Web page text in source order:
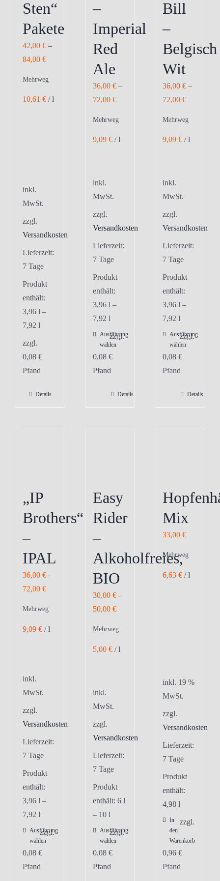
werden
werden
Sten“
Pakete
42,00 € –
84,00 €
Mehrweg
10,61 € /l
inkl.
MwSt.
zzgl.
Versandkosten
Lieferzeit:
7 Tage
Produkt
enthält:
3,96 l –
7,92 l
zzgl.
0,08 €
Pfand
Details
–
Imperial
Red
Ale
36,00 €–
72,00 €
Mehrweg
9,09 €/l
inkl.
MwSt.
zzgl.
Versandkosten
Lieferzeit:
7 Tage
Produkt
enthält:
3,96 l –
7,92 l
Ausführung
wählen
Dieses
Produkt
Varianten
gewählt
werden
zzgl.
0,08 €
Pfand
Details
Bill
–
Belgisch
Wit
36,00€ –
72,00€
Mehrweg
9,09€ /l
inkl.
MwSt.
zzgl.
Versandkosten
Lieferzeit:
7 Tage
Produkt
enthält:
3,96l –
7,92l
Ausführung
wählen
Dieses
Produkt
Varianten
gewählt
werden
zzgl.
0,08€
Pfand
Details
„IP
Brothers“
–
IPAL
36,00 € –
72,00 €
Mehrweg
9,09 € /l
inkl.
MwSt.
zzgl.
Versandkosten
Lieferzeit:
7 Tage
Produkt
enthält:
3,96 l –
7,92 l
Ausführung
wählen
Dieses
Produkt
zzgl.
0,08 €
Pfand
Easy
Rider
–
Alkoholfreies,
BIO
30,00 €–
50,00 €
Mehrweg
5,00 €/l
inkl.
MwSt.
zzgl.
Versandkosten
Lieferzeit:
7 Tage
Produkt
enthält: 6 l
– 10 l
Ausführung
wählen
Dieses
Produkt
zzgl.
0,08 €
Pfand
Mix
33,00€
Mehrweg
6,63€ /l
inkl. 19 %
MwSt.
zzgl.
Versandkosten
Lieferzeit:
7 Tage
Produkt
enthält:
4,98l
In
den
Warenkorb
zzgl.
0,96€
Pfand